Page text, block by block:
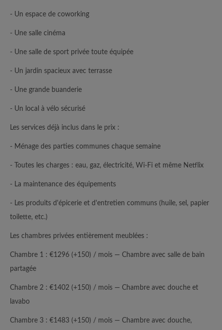
- Un espace de coworking
- Une salle cinéma
- Une salle de sport privée toute équipée
- Un jardin spacieux avec terrasse
- Une grande buanderie
- Un local à vélo sécurisé
Les services déjà inclus dans le prix :
- Ménage des parties communes chaque semaine
- Toutes les charges : eau, gaz, électricité, Wi-Fi et même Netflix
- La maintenance des équipements
- Les produits d'épicerie et d'entretien communs (huile, sel, papier
toilette, etc.)
Les chambres privées entièrement meublées :
Chambre 1 : €1296 (+150) / mois — Chambre avec salle de bain
partagée
Chambre 2 : €1402 (+150) / mois — Chambre avec douche et
lavabo
Chambre 3 : €1483 (+150) / mois — Chambre avec douche,